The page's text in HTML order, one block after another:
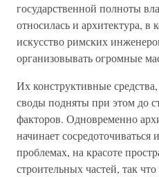
государственной полноты
относилась и архитектура, в
искусство римских
организовывать огромные
Их конструктивные
своды подняты при этом до
факторов. Одновременно
начинает сосредоточиваться
проблемах, на красоте
строительных частей, так